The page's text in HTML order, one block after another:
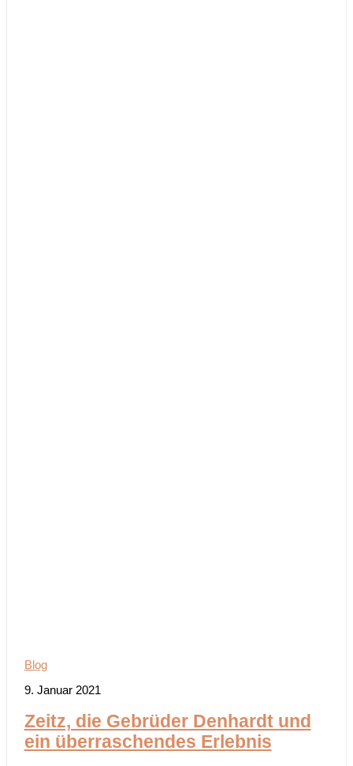
Blog
9. Januar 2021
Zeitz, die Gebrüder Denhardt und
ein überraschendes Erlebnis